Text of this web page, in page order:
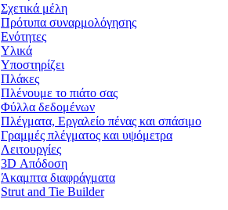
Σχετικά μέλη
Πρότυπα συναρμολόγησης
Ενότητες
Υλικά
Υποστηρίζει
Πλάκες
Πλένουμε το πιάτο σας
Φύλλα δεδομένων
Πλέγματα, Εργαλείο πένας και σπάσιμο
Γραμμές πλέγματος και υψόμετρα
Λειτουργίες
3D Απόδοση
Άκαμπτα διαφράγματα
Strut and Tie Builder